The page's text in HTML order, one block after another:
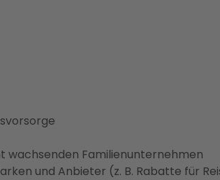
wachsenden Familienunternehmen
und Anbieter (z. B. Rabatte für